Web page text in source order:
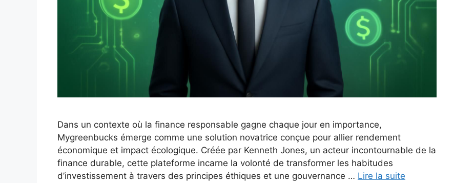
Dans un contexte où la finance responsable gagne chaque jour en importance,
Mygreenbucks émerge comme une solution novatrice conçue pour allier rendement
économique et impact écologique. Créée par Kenneth Jones, un acteur incontournable de la
finance durable, cette plateforme incarne la volonté de transformer les habitudes
d’investissement à travers des principes éthiques et une gouvernance … Lire la suite